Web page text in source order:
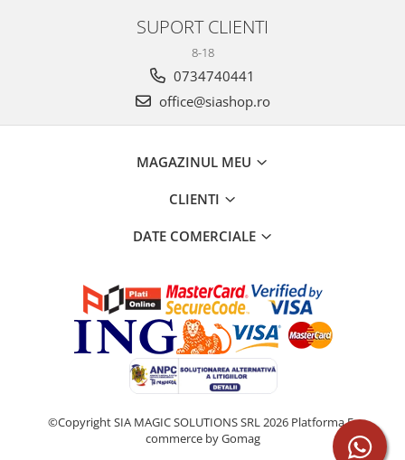
SUPORT CLIENTI
8-18
0734740441
office@siashop.ro
MAGAZINUL MEU
CLIENTI
DATE COMERCIALE
©Copyright SIA MAGIC SOLUTIONS SRL 2026 Platforma E-
commerce by Gomag